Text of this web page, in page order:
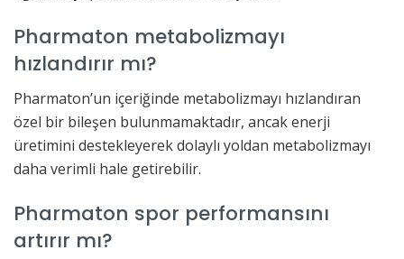
Pharmaton metabolizmayı
hızlandırır mı?
Pharmaton’un içeriğinde metabolizmayı hızlandıran
özel bir bileşen bulunmamaktadır, ancak enerji
üretimini destekleyerek dolaylı yoldan metabolizmayı
daha verimli hale getirebilir.
Pharmaton spor performansını
artırır mı?